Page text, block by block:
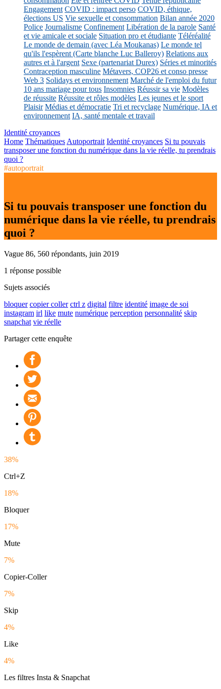
Engagement COVID : impact perso COVID, éthique,
élections US Vie sexuelle et consommation Bilan année 2020
Police Journalisme Confinement Libération de la parole Santé
et vie amicale et sociale Situation pro et étudiante Téléréalité
Le monde de demain (avec Léa Moukanas) Le monde tel
qu'ils l'espèrent (Carte blanche Luc Balleroy) Relations aux
autres et à l'argent Sexe (partenariat Durex) Séries et minorités
Contraception masculine Métavers, COP26 et conso presse
Web 3 Solidays et environnement Marché de l'emploi du futur
10 ans mariage pour tous Insomnies Réussir sa vie Modèles
de réussite Réussite et rôles modèles Les jeunes et le sport
Plaisir Médias et démocratie Tri et recyclage Numérique, IA et
environnement IA, santé mentale et travail
Identité croyances
Home Thématiques Autoportrait Identité croyances Si tu pouvais
transposer une fonction du numérique dans la vie réelle, tu prendrais
quoi ?
#autoportrait
Si tu pouvais transposer une fonction du
numérique dans la vie réelle, tu prendrais
quoi ?
Vague 86, 560 répondants, juin 2019
1 réponse possible
Sujets associés
bloquer copier coller ctrl z digital filtre identité image de soi
instagram irl like mute numérique perception personnalité skip
snapchat vie réelle
Partager cette enquête
38%
Ctrl+Z
18%
Bloquer
17%
Mute
7%
Copier-Coller
7%
Skip
4%
Like
4%
Les filtres Insta & Snapchat